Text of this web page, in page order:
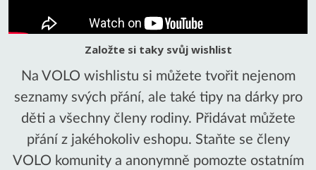
Založte si taky svůj wishlist
Na VOLO wishlistu si můžete tvořit nejenom
seznamy svých přání, ale také tipy na dárky pro
děti a všechny členy rodiny. Přidávat můžete
přání z jakéhokoliv eshopu. Staňte se členy
VOLO komunity a anonymně pomozte ostatním